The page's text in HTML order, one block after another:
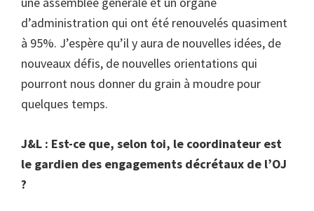
d’administration qui ont été renouvelés quasiment
à 95%. J’espère qu’il y aura de nouvelles idées, de
nouveaux défis, de nouvelles orientations qui
pourront nous donner du grain à moudre pour
quelques temps.
J&L : Est-ce que, selon toi, le coordinateur est
le gardien des engagements décrétaux de l’OJ
?